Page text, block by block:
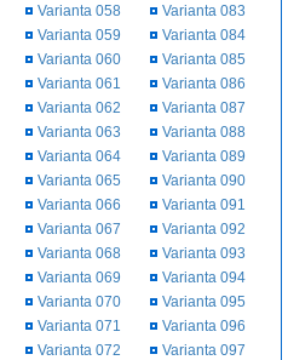
Varianta 058
Varianta 059
Varianta 060
Varianta 061
Varianta 062
Varianta 063
Varianta 064
Varianta 065
Varianta 066
Varianta 067
Varianta 068
Varianta 069
Varianta 070
Varianta 071
Varianta 072
Varianta 083
Varianta 084
Varianta 085
Varianta 086
Varianta 087
Varianta 088
Varianta 089
Varianta 090
Varianta 091
Varianta 092
Varianta 093
Varianta 094
Varianta 095
Varianta 096
Varianta 097